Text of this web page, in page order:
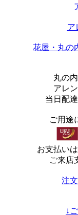
ア
花屋・丸の
丸の
アレ
当日配
ご用途
お支払い
ご来店
注
↓